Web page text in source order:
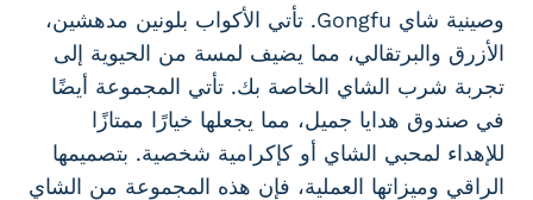
وصينية شاي Gongfu. تأتي الأكواب بلونين مدهشين،
الأزرق والبرتقالي، مما يضيف لمسة من الحيوية إلى
تجربة شرب الشاي الخاصة بك. تأتي المجموعة أيضًا
في صندوق هدايا جميل، مما يجعلها خيارًا ممتازًا
للإهداء لمحبي الشاي أو كإكرامية شخصية. بتصميمها
الراقي وميزاتها العملية، فإن هذه المجموعة من الشاي